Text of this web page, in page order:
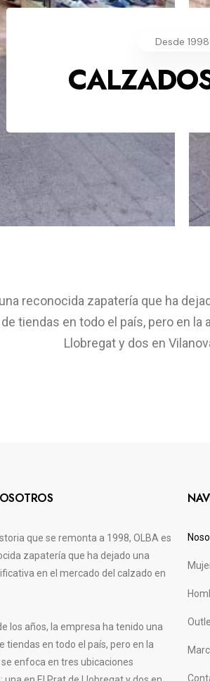
Desde 1998
reconocida zapatería que ha
tiendas en todo el país, pero en
Llobregat y dos en
que se remonta a 1998, OLBA es
zapatería que ha dejado una
en el mercado del calzado en
los años, la empresa ha tenido una
tiendas en todo el país, pero en la
enfoca en tres ubicaciones